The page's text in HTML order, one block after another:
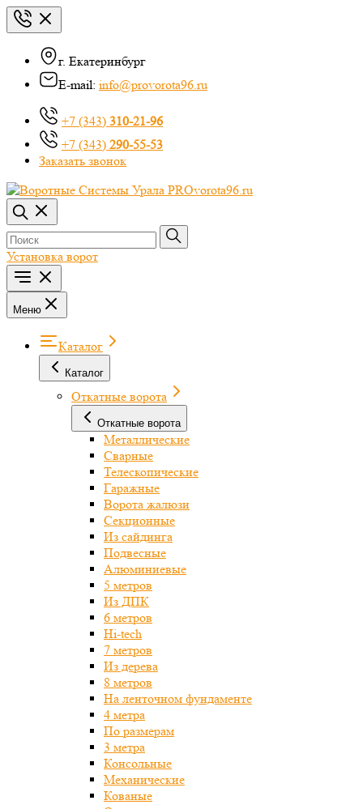
г. Екатеринбург
E-mail: info@provorota96.ru
+7 (343) 310-21-96
+7 (343) 290-55-53
Заказать звонок
Установка ворот
Меню
Каталог
Каталог
Откатные ворота
Откатные ворота
Металлические
Сварные
Телескопические
Гаражные
Ворота жалюзи
Секционные
Из сайдинга
Подвесные
Алюминиевые
5 метров
Из ДПК
6 метров
Hi-tech
7 метров
Из дерева
8 метров
На ленточном фундаменте
4 метра
По размерам
3 метра
Консольные
Механические
Кованые